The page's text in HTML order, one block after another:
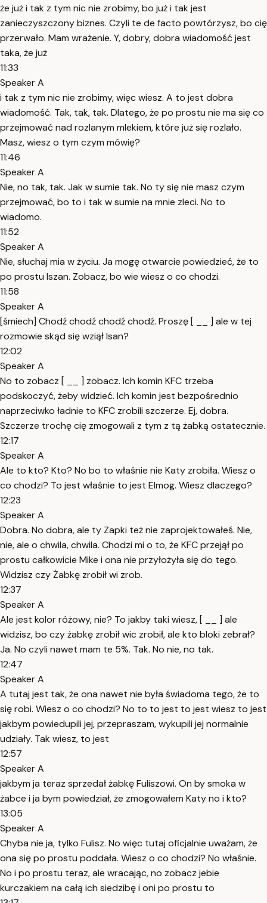
że już i tak z tym nic nie zrobimy, bo już i tak jest
zanieczyszczony biznes. Czyli te de facto powtórzysz, bo cię
przerwało. Mam wrażenie. Y, dobry, dobra wiadomość jest
taka, że już
11:33
Speaker A
i tak z tym nic nie zrobimy, więc wiesz. A to jest dobra
wiadomość. Tak, tak, tak. Dlatego, że po prostu nie ma się co
przejmować nad rozlanym mlekiem, które już się rozlało.
Masz, wiesz o tym czym mówię?
11:46
Speaker A
Nie, no tak, tak. Jak w sumie tak. No ty się nie masz czym
przejmować, bo to i tak w sumie na mnie zleci. No to
wiadomo.
11:52
Speaker A
Nie, słuchaj mia w życiu. Ja mogę otwarcie powiedzieć, że to
po prostu Iszan. Zobacz, bo wie wiesz o co chodzi.
11:58
Speaker A
[śmiech] Chodź chodź chodź chodź. Proszę [ __ ] ale w tej
rozmowie skąd się wziął Isan?
12:02
Speaker A
No to zobacz [ __ ] zobacz. Ich komin KFC trzeba
podskoczyć, żeby widzieć. Ich komin jest bezpośrednio
naprzeciwko ładnie to KFC zrobili szczerze. Ej, dobra.
Szczerze trochę cię zmogowali z tym z tą żabką ostatecznie.
12:17
Speaker A
Ale to kto? Kto? No bo to właśnie nie Katy zrobiła. Wiesz o
co chodzi? To jest właśnie to jest Elmog. Wiesz dlaczego?
12:23
Speaker A
Dobra. No dobra, ale ty Zapki też nie zaprojektowałeś. Nie,
nie, ale o chwila, chwila. Chodzi mi o to, że KFC przejął po
prostu całkowicie Mike i ona nie przyłożyła się do tego.
Widzisz czy Żabkę zrobił wi zrob.
12:37
Speaker A
Ale jest kolor różowy, nie? To jakby taki wiesz, [ __ ] ale
widzisz, bo czy żabkę zrobił wic zrobił, ale kto bloki zebrał?
Ja. No czyli nawet mam te 5%. Tak. No nie, no tak.
12:47
Speaker A
A tutaj jest tak, że ona nawet nie była świadoma tego, że to
się robi. Wiesz o co chodzi? No to to jest to jest wiesz to jest
jakbym powiedupili jej, przepraszam, wykupili jej normalnie
udziały. Tak wiesz, to jest
12:57
Speaker A
jakbym ja teraz sprzedał żabkę Fuliszowi. On by smoka w
żabce i ja bym powiedział, że zmogowałem Katy no i kto?
13:05
Speaker A
Chyba nie ja, tylko Fulisz. No więc tutaj oficjalnie uważam, że
ona się po prostu poddała. Wiesz o co chodzi? No właśnie.
No i po prostu teraz, ale wracając, no zobacz jebie
kurczakiem na całą ich siedzibę i oni po prostu to